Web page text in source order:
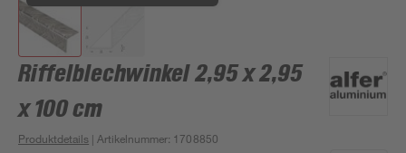
Riffelblechwinkel 2,95 x 2,95
x 100 cm
Produktdetails | Artikelnummer: 1708850